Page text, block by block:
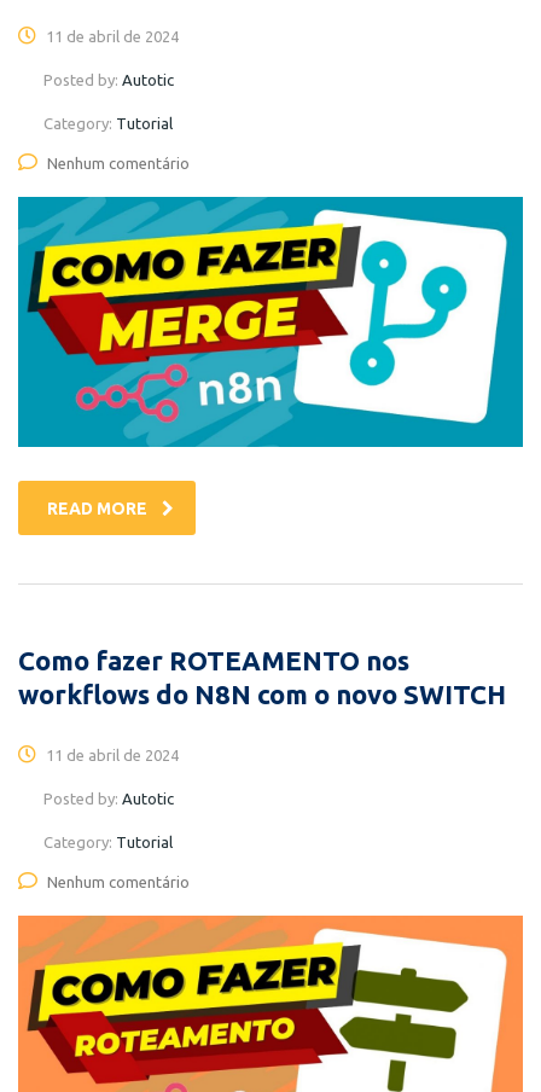
11 de abril de 2024
Posted by: Autotic
Category: Tutorial
Nenhum comentário
READ MORE
Como fazer ROTEAMENTO nos
workflows do N8N com o novo SWITCH
11 de abril de 2024
Posted by: Autotic
Category: Tutorial
Nenhum comentário